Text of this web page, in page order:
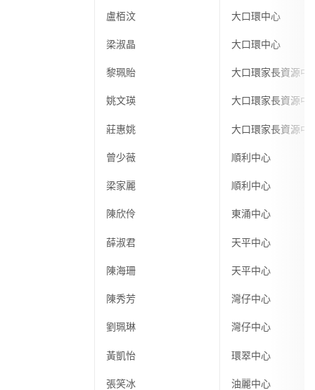
盧栢汶
梁淑晶
黎珮貽
姚文瑛
莊惠姚
曾少薇
梁家麗
陳欣伶
薛淑君
陳海珊
陳秀芳
劉珮琳
黃凱怡
張笑冰
大口環中心
大口環中心
大口環家長資源中
大口環家長資源中
大口環家長資源中
順利中心
順利中心
東涌中心
天平中心
天平中心
灣仔中心
灣仔中心
環翠中心
油麗中心